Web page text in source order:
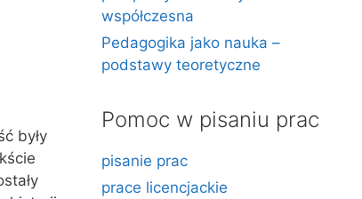
były
współczesna
Pedagogika jako nauka –
podstawy teoretyczne
Pomoc w pisaniu prac
pisanie prac
prace licencjackie